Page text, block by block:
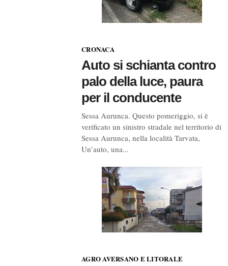
CRONACA
Auto si schianta contro
palo della luce, paura
per il conducente
Sessa Aurunca. Questo pomeriggio, si è
verificato un sinistro stradale nel territorio di
Sessa Aurunca, nella località Tarvata,
Un’auto, una...
AGRO AVERSANO E LITORALE